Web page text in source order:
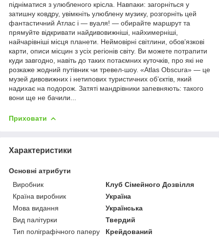
підніматися з улюбленого крісла. Навпаки: загорніться у
затишну ковдру, увімкніть улюблену музику, розгорніть цей
фантастичний Атлас і — вуаля! — обирайте маршрут та
прямуйте відкривати найдивовижніші, найхимерніші,
найчарівніші місця планети. Неймовірні світлини, обов’язкові
карти, описи місцин з усіх регіонів світу. Ви можете потрапити
куди завгодно, навіть до таких потаємних куточків, про які не
розкаже жодний путівник чи тревел-шоу. «Atlas Obscura» — це
музей дивовижних і нетипових туристичних об’єктів, який
надихає на подорож. Затяті мандрівники запевняють: такого
вони ще не бачили...
Приховати
Характеристики
Основні атрибути
Виробник
Клуб Сімейного Дозвілля
Країна виробник
Україна
Мова видання
Українська
Вид палітурки
Твердий
Тип поліграфічного паперу
Крейдований